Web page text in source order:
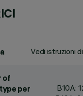
Vedi istruzioni
of
per
B10A: